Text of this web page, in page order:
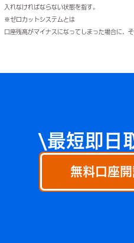
入れなければならない状態を指す。
※ゼロカットシステムとは
口座残高がマイナスになってしまった場合に、
\最短即日
無料口座